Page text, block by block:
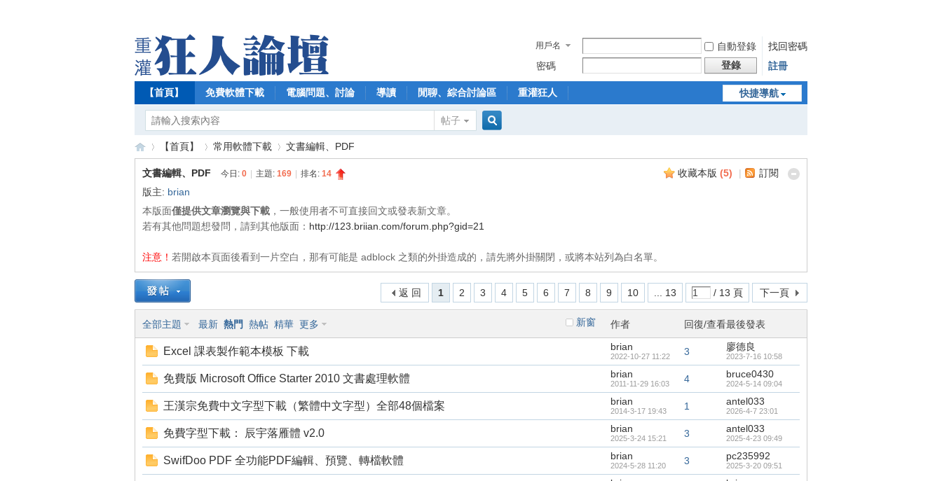
用戶名 自動登錄
找回密碼
密碼
登錄 註冊
快捷導航
【首頁】 免費軟體下載 電腦問題、討論 導讀 閒聊、綜合討論區 重灌狂人
帖子
【»
【首頁】
›
常用軟體下載 文書編輯、PDF
收藏本版 (5) | 訂閱
文書編輯、PDF 今日: 0 主題: 169 排名: 14
版主: brian
本版面僅提供文章瀏覽與下載 ，一般使用者不可直接回文或發表新文章。
若有其他問題想發問，請到其他版面： http://123.briian.com/forum.php?gid=21
注意！ 若開啟本頁面後看到一片空白，那有可能是 adblock 之類的外掛造成的，請先將外掛關閉，或將本站列為白名單。
1 2 3 4 5 6 7 8 9 10 ... 13 / 13 頁 下一頁
返 回
新窗
全部主題 最新 熱門 熱帖 精華 更多 作者 回復/查看最後發表
Excel 課表製作範本模板 下載 brian
2022-10-27 11:22 3 廖德良
2023-7-16 10:58
免費版 Microsoft Office Starter 2010 文書處理軟體 brian
2011-11-29 16:03 4 bruce0430
2024-5-14 09:04
王漢宗免費中文字型下載（繁體中文字型）全部48個檔案 brian
2014-3-17 19:43 1 antel033
2026-4-7 23:01
免費字型下載： 辰宇落雁體 v2.0 brian
2025-3-24 15:21 3 antel033
2025-4-23 09:49
SwifDoo PDF 全功能PDF編輯、預覽、轉檔軟體 brian
2024-5-28 11:20 3 pc235992
2025-3-20 09:51